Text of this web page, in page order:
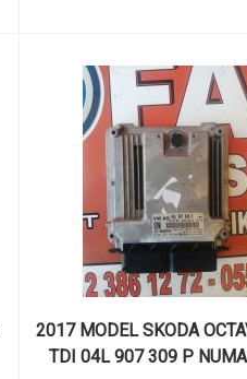
2017 MODEL SKODA
TDI 04L 907 309 P